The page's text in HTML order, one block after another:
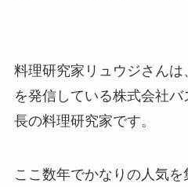
料理研究家リュウジさん
を発信している株式会社
長の料理研究家です。
ここ数年でかなりの人気